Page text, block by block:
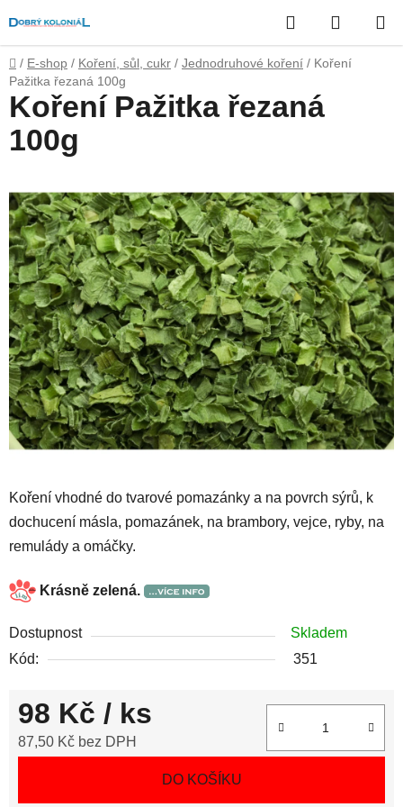
na
obsah
Hledat
KOŠÍK
Domů
/ E-shop / Koření, sůl, cukr / Jednodruhové koření / Koření
Pažitka řezaná 100g
Koření vhodné do tvarové pomazánky a na povrch sýrů, k
dochucení másla, pomazánek, na brambory, vejce, ryby, na
remulády a omáčky.
Krásně zelená.
Dostupnost
Skladem
Kód:
351
98 Kč / ks
87,50 Kč bez DPH
DO KOŠÍKU
Koření Pažitka řezaná
100g